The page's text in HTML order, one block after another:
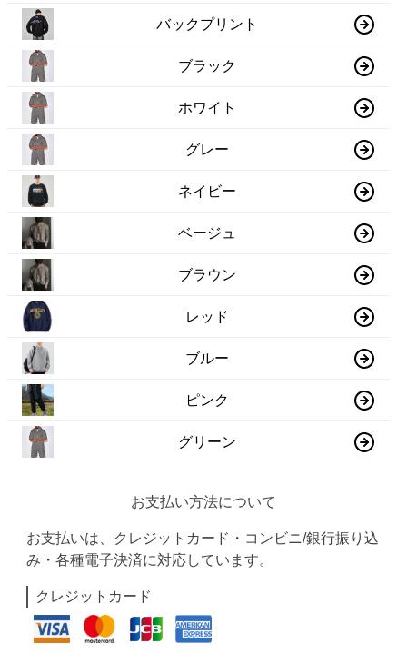
バックプリント
ブラック
ホワイト
グレー
ネイビー
ベージュ
ブラウン
レッド
ブルー
ピンク
グリーン
お支払い方法について
お支払いは、クレジットカード・コンビニ/銀行振り込
み・各種電子決済に対応しています。
クレジットカード